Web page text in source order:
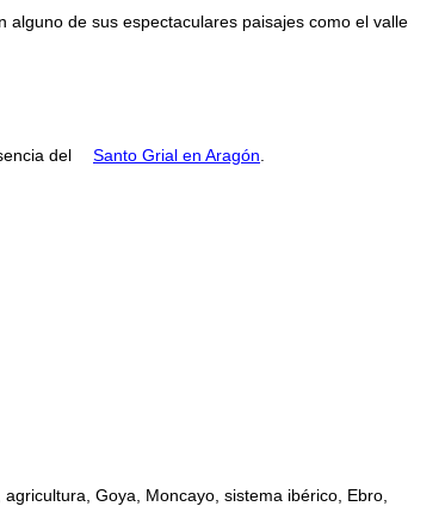
alguno de sus espectaculares paisajes como el valle
del Santo Grial en Aragón
Goya, Moncayo, sistema ibérico, Ebro,